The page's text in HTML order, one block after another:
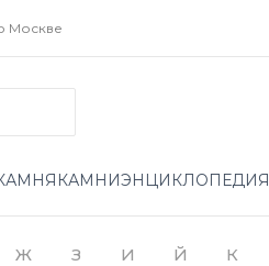
Москве
КАМНИЭНЦИКЛОПЕДИЯ
Ж З И Й К